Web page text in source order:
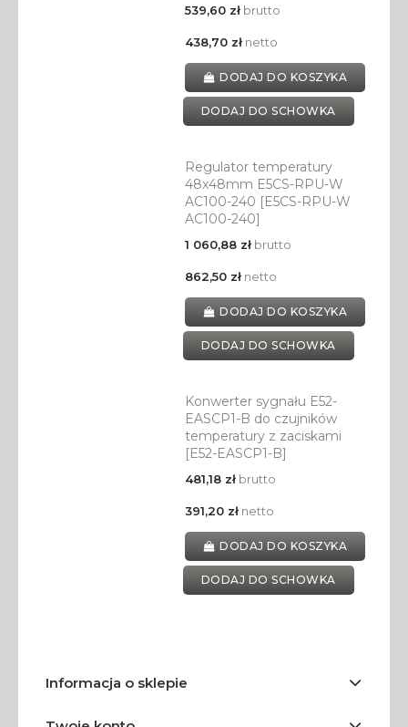
539,60 złbrutto
438,70 złnetto
DODAJ DO KOSZYKA
DODAJ DO SCHOWKA
Regulator temperatury
48x48mm E5CS-RPU-W
AC100-240 [E5CS-RPU-W
AC100-240]
1 060,88 złbrutto
862,50 złnetto
DODAJ DO KOSZYKA
DODAJ DO SCHOWKA
Konwerter sygnału E52-
EASCP1-B do czujników
temperatury z zaciskami
[E52-EASCP1-B]
481,18 złbrutto
391,20 złnetto
DODAJ DO KOSZYKA
DODAJ DO SCHOWKA
Informacja o sklepie